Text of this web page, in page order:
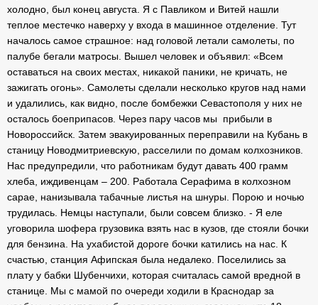
холодно, был конец августа. Я с Павликом и Витей нашли
теплое местечко наверху у входа в машинное отделение. Тут
началось самое страшное: над головой летали самолеты, по
палубе бегали матросы. Вышел человек и объявил: «Всем
оставаться на своих местах, никакой паники, не кричать, не
зажигать огонь». Самолеты сделали несколько кругов над нами
и удалились, как видно, после бомбежки Севастополя у них не
осталось боеприпасов. Через пару часов мы прибыли в
Новороссийск. Затем эвакуированных переправили на Кубань в
станицу Новодмитриевскую, расселили по домам колхозников.
Нас предупредили, что работникам будут давать 400 грамм
хлеба, иждивенцам – 200. Работала Серафима в колхозном
сарае, нанизывала табачные листья на шнуры. Порою и ночью
трудилась. Немцы наступали, были совсем близко. - Я еле
уговорила шофера грузовика взять нас в кузов, где стояли бочки
для бензина. На ухабистой дороге бочки катились на нас. К
счастью, станция Афипская была недалеко. Поселились за
плату у бабки Шубенчихи, которая считалась самой вредной в
станице. Мы с мамой по очереди ходили в Краснодар за